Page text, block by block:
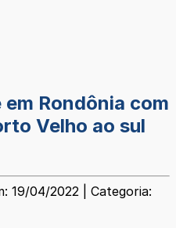
Rondônia com
Velho ao sul
19/04/2022 | Categoria: